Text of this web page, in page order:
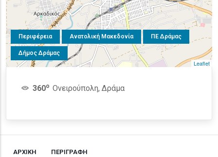
Περιφέρεια Ανατολική Μακεδονία ΠΕ Δράμας
Δήμος Δράμας
Leaflet
360o Ονειρούπολη, Δράμα
ΑΡΧΙΚΗ ΠΕΡΙΓΡΑΦΗ